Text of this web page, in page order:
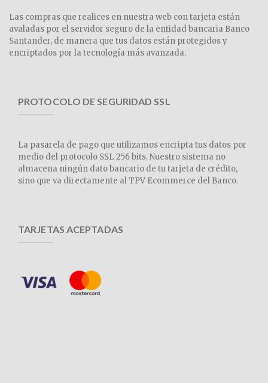
Las compras que realices en nuestra web con tarjeta están
avaladas por el servidor seguro de la entidad bancaria Banco
Santander, de manera que tus datos están protegidos y
encriptados por la tecnología más avanzada.
PROTOCOLO DE SEGURIDAD SSL
La pasarela de pago que utilizamos encripta tus datos por
medio del protocolo SSL 256 bits. Nuestro sistema no
almacena ningún dato bancario de tu tarjeta de crédito,
sino que va directamente al TPV Ecommerce del Banco.
TARJETAS ACEPTADAS